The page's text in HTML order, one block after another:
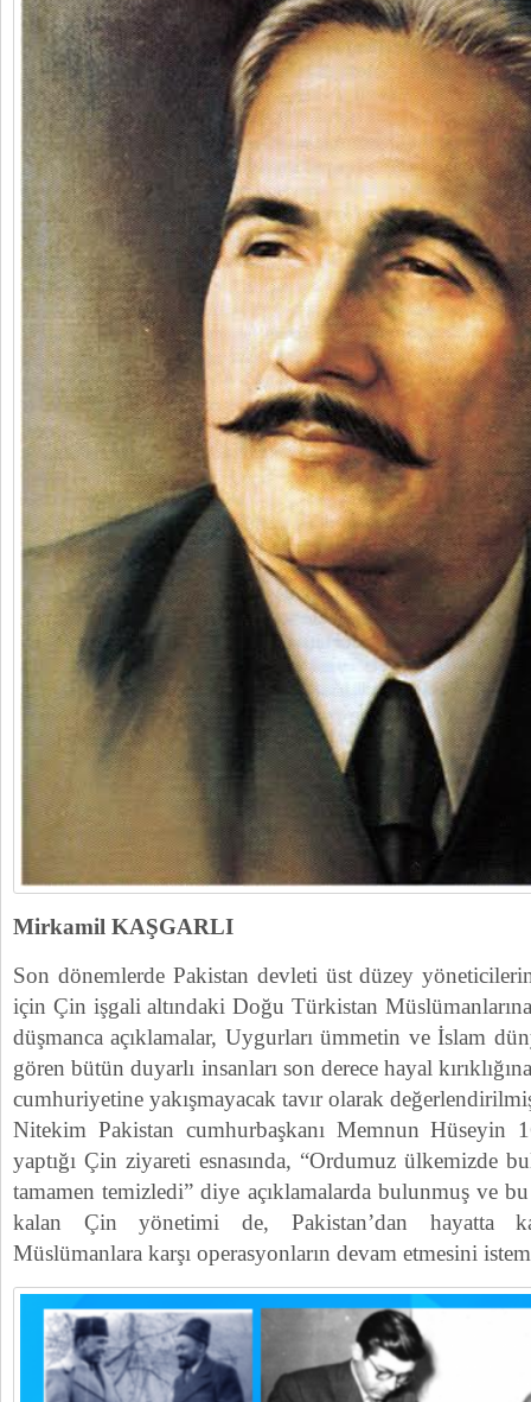
Mirkamil KAŞGARLI
Son dönemlerde Pakistan devleti üst düzey
için Çin işgali altındaki Doğu Türkistan
düşmanca açıklamalar, Uygurları ümmetin ve İslam
gören bütün duyarlı insanları son derece hayal
cumhuriyetine yakışmayacak tavır olarak
Nitekim Pakistan cumhurbaşkanı Memnun Hüseyin
yaptığı Çin ziyareti esnasında, “Ordumuz ülkemizde
tamamen temizledi” diye açıklamalarda bulunmuş ve
kalan Çin yönetimi de, Pakistan’dan hayatta
Müslümanlara karşı operasyonların devam etmesini